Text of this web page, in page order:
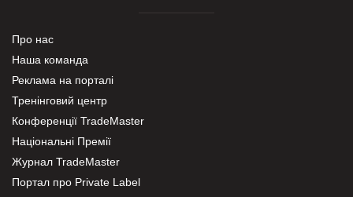
Про нас
Наша команда
Реклама на порталі
Тренінговий центр
Конференції TradeMaster
Національні Премії
Журнал TradeMaster
Портал про Private Label